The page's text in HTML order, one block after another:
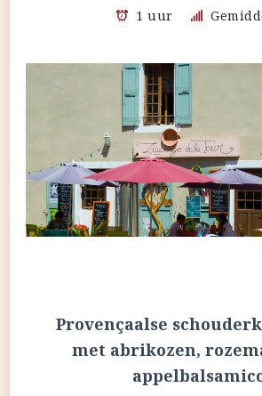
1 uur
Provençaalse
met abrikozen,